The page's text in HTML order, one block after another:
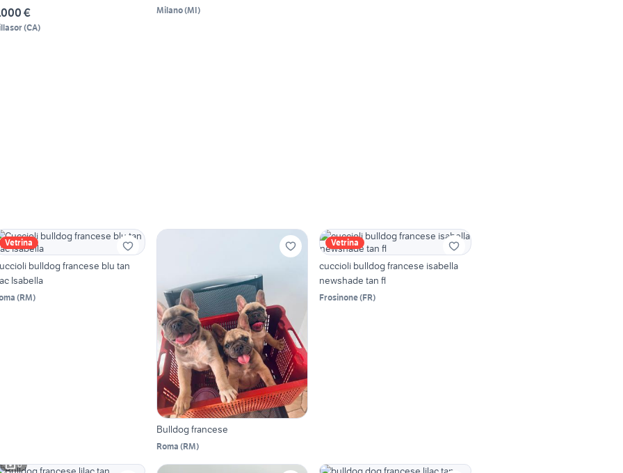
€
(CA)
Milano(MI)
Vetrina
bulldog francese blu tan
Isabella
(RM)
Bulldog francese
Roma (RM)
Vetrina
cuccioli bulldog francese isabella
newshade tan fl
Frosinone(FR)
6